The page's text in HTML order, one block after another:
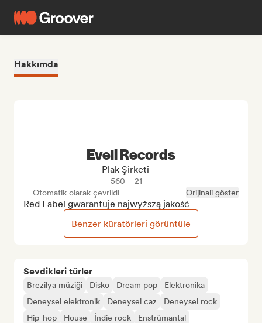
Hakkımda
Sevdikleri türler
Brezilya müziği Disko Dream pop
Elektronika
Deneysel elektronik
Deneysel caz
Deneysel rock
Hip-hop
House İndie rock
Enstrümantal
Eveil Records
Plak Şirketi
560
21
Otomatik olarak çevrildi
Orijinali göster
Red Label gwarantuje najwyższą jakość
Benzer küratörleri görüntüle